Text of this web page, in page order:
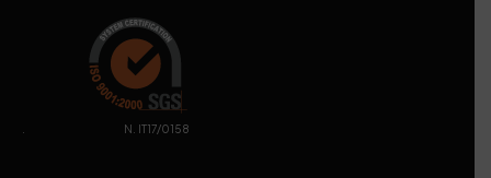
. N. IT17/0158